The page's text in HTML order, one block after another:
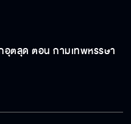
อุตลุด ตอน กามเทพหรรษา